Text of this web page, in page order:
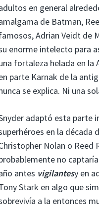
en general
de Batman,
Adrian Veidt de
enorme intelecto para
fortaleza helada en la
parte Karnak de la
se explica. Ni una
adaptó esta parte
en la década
Nolan o Reed
no
antes vigilantesy en
Stark en algo que
a la entonces